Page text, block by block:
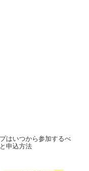
はいつから参加するべ
申込方法